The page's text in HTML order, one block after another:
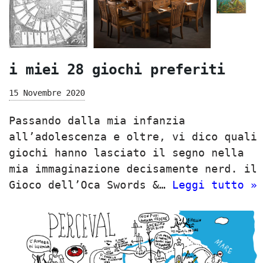
i miei 28 giochi preferiti
15 Novembre 2020
Passando dalla mia infanzia
all’adolescenza e oltre, vi dico quali
giochi hanno lasciato il segno nella
mia immaginazione decisamente nerd. il
Gioco dell’Oca Swords &… Leggi tutto »